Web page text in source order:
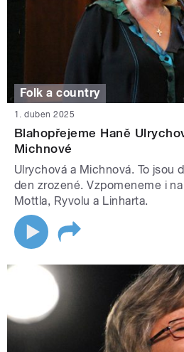
Folk a country
1. duben 2025
Blahopřejeme Haně
Michnové
Ulrychová a Michnová. To jsou
den zrozené. Vzpomeneme i
Mottla, Ryvolu a Linharta.